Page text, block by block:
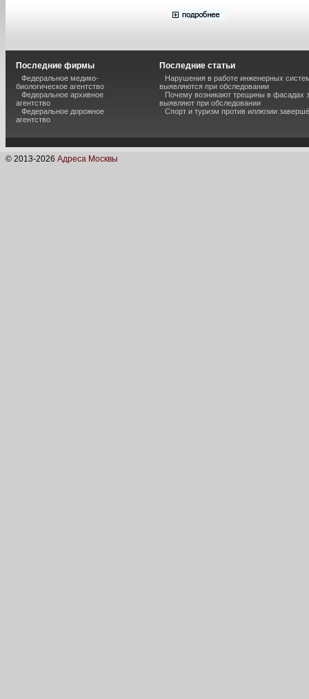
Последние фирмы
Федеральное медико-
биологическое агентство
Федеральное архивное
агентство
Федеральное дорожное
агентство
Последние статьи
Нарушения в работе инженерных
выявляются при обследовании
Почему возникают трещины в фасадах
выявляют при обследовании
Спорт и туризм против иллюзии
© 2013-2026 Адреса Москвы